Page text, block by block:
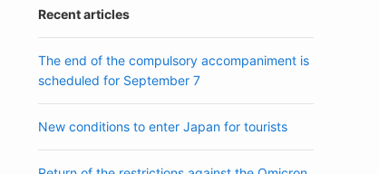
Recent articles
The end of the compulsory accompaniment is
scheduled for September 7
New conditions to enter Japan for tourists